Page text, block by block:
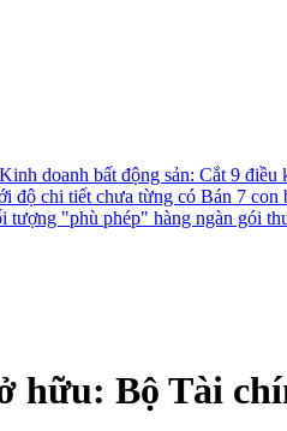
doanh bất động sản: Cắt 9
độ chi tiết chưa từng có Bán 7 con
tượng "phù phép" hàng ngàn gói
hữu: Bộ Tài